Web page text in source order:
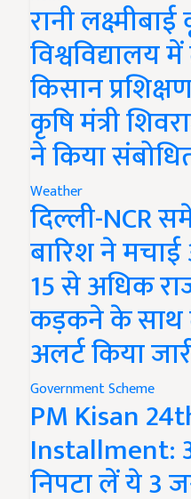
रानी
विश्वविद्यालय
किसान
कृषि मंत्री
ने किया
Weather
दिल्ली-NCR
बारिश ने
15 से अधिक
कड़कने के साथ
अलर्ट किया
Government Scheme
PM Kisan
Installment:
निपटा लें ये 3